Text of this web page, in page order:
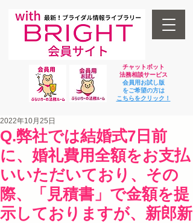
チャットボット
法務相談サービス
会員用お試し版
をご希望の方は
​こちらをクリック！
Q.弊社では結婚式7日前
に、婚礼費用全額をお支払
いいただいており、その
際、「見積書」で金額を提
示しておりますが、新郎新
2022年10月25日